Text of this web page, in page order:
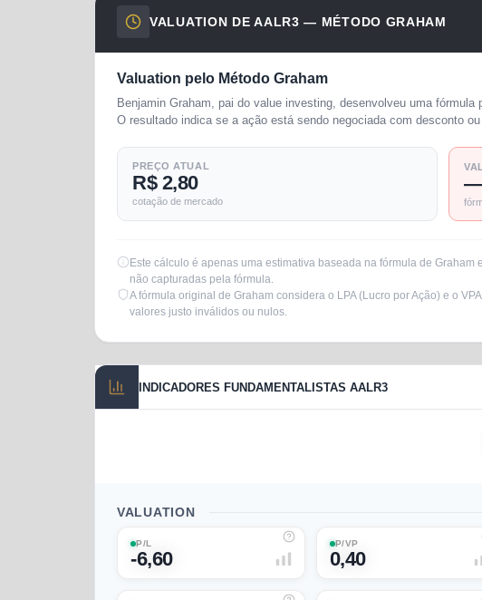
VALUATION DEAALR3 — MÉTODO GRAHAM
Valuation pelo Método Graham
Benjamin Graham, pai do value investing, desenvolveu uma
O resultado indica se a ação está sendo negociada com desconto
PREÇO ATUAL
R$ 2,80
cotação de mercado
Este cálculo é apenas uma estimativa baseada na fórmula de
não capturadas pela fórmula.
A fórmula original de Graham considera o LPA (Lucro por Ação) e o
valores justo inválidos ou nulos.
INDICADORES FUNDAMENTALISTAS AALR3
VALUATION
P/L
-6,60
P/VP
0,40